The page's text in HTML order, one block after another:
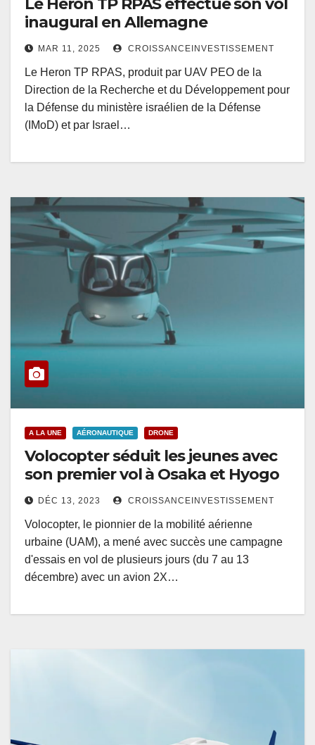
Le Heron TP RPAS effectue son vol
inaugural en Allemagne
MAR 11, 2025 CROISSANCEINVESTISSEMENT
Le Heron TP RPAS, produit par UAV PEO de la
Direction de la Recherche et du Développement pour
la Défense du ministère israélien de la Défense
(IMoD) et par Israel…
A LA UNE AÉRONAUTIQUE DRONE
Volocopter séduit les jeunes avec
son premier vol à Osaka et Hyogo
DÉC 13, 2023 CROISSANCEINVESTISSEMENT
Volocopter, le pionnier de la mobilité aérienne
urbaine (UAM), a mené avec succès une campagne
d'essais en vol de plusieurs jours (du 7 au 13
décembre) avec un avion 2X…